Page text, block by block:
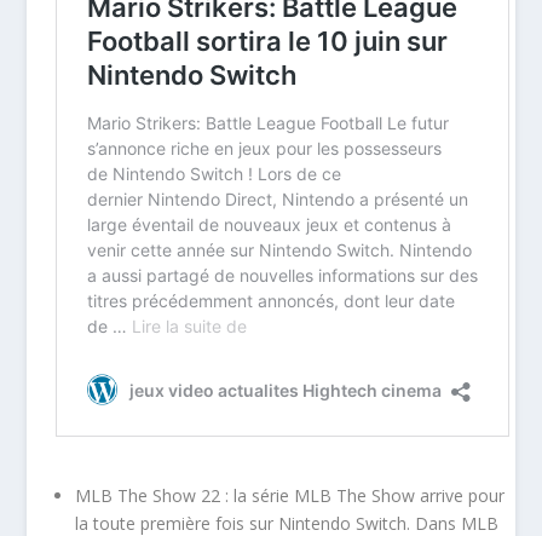
MLB The Show 22 : la série MLB The Show arrive pour
la toute première fois sur Nintendo Switch. Dans MLB